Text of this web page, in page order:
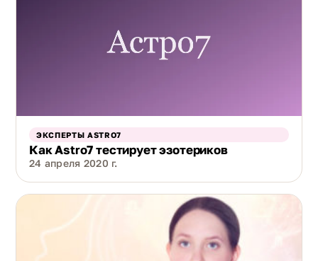
ЭКСПЕРТЫ ASTRO7
Как Astro7 тестирует эзотериков
24 апреля 2020 г.